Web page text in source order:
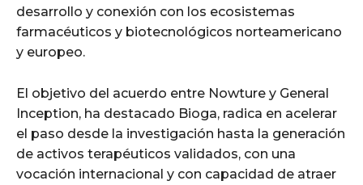
desarrollo y conexión con los ecosistemas
farmacéuticos y biotecnológicos norteamericano
y europeo.
El objetivo del acuerdo entre Nowture y General
Inception, ha destacado Bioga, radica en acelerar
el paso desde la investigación hasta la generación
de activos terapéuticos validados, con una
vocación internacional y con capacidad de atraer